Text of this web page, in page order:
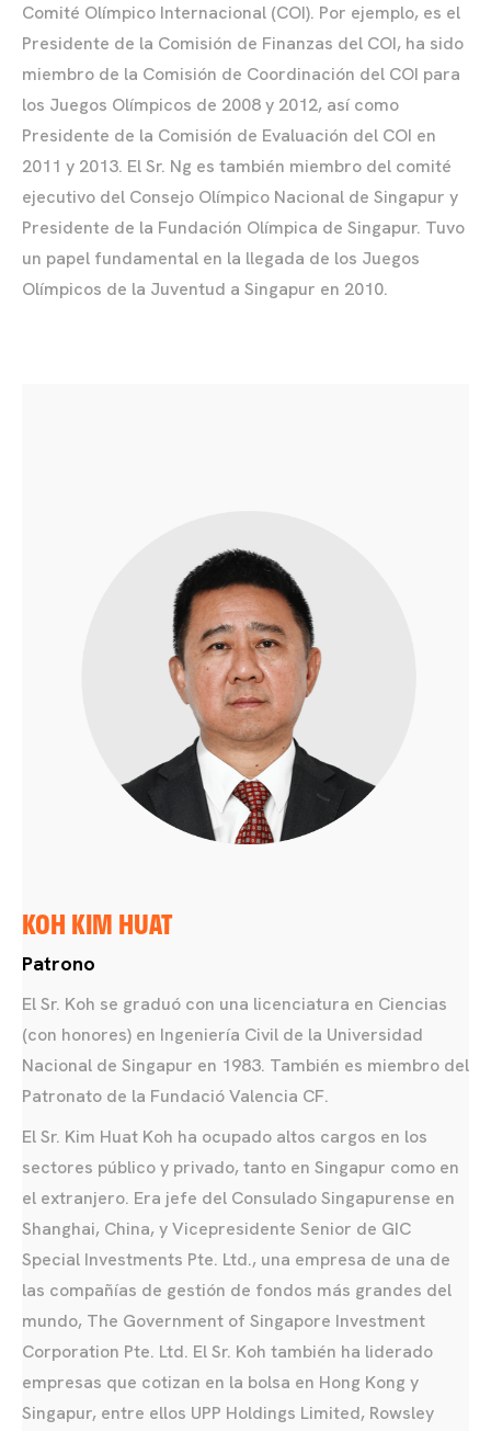
Comité Olímpico Internacional (COI). Por ejemplo, es el
Presidente de la Comisión de Finanzas del COI, ha sido
miembro de la Comisión de Coordinación del COI para
los Juegos Olímpicos de 2008 y 2012, así como
Presidente de la Comisión de Evaluación del COI en
2011 y 2013. El Sr. Ng es también miembro del comité
ejecutivo del Consejo Olímpico Nacional de Singapur y
Presidente de la Fundación Olímpica de Singapur. Tuvo
un papel fundamental en la llegada de los Juegos
Olímpicos de la Juventud a Singapur en 2010.
KOH KIM HUAT
Patrono
El Sr. Koh se graduó con una licenciatura en Ciencias
(con honores) en Ingeniería Civil de la Universidad
Nacional de Singapur en 1983. También es miembro del
Patronato de la Fundació Valencia CF.
El Sr. Kim Huat Koh ha ocupado altos cargos en los
sectores público y privado, tanto en Singapur como en
el extranjero. Era jefe del Consulado Singapurense en
Shanghai, China, y Vicepresidente Senior de GIC
Special Investments Pte. Ltd., una empresa de una de
las compañías de gestión de fondos más grandes del
mundo, The Government of Singapore Investment
Corporation Pte. Ltd. El Sr. Koh también ha liderado
empresas que cotizan en la bolsa en Hong Kong y
Singapur, entre ellos UPP Holdings Limited, Rowsley